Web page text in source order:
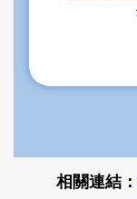
相關連結：